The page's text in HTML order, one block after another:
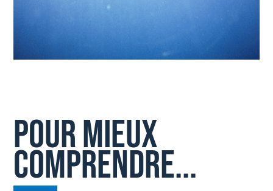
POUR MIEUX
COMPRENDRE...